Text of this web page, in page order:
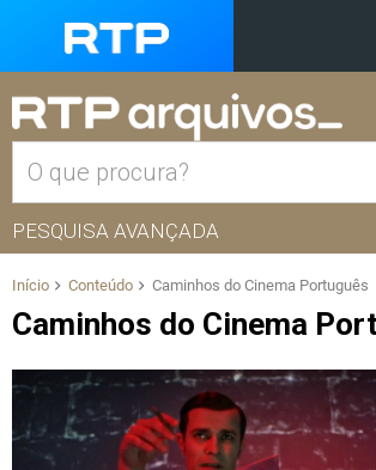
PESQUISA AVANÇADA
Início Conteúdo Caminhos do Cinema Português
Caminhos do Cinema